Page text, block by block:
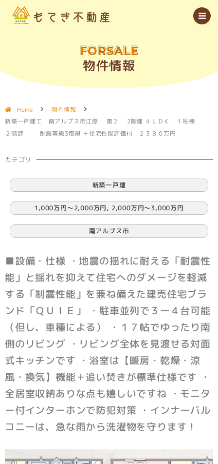
FORSALE
物件情報
Home
物件情報
新築一戸建て 南アルプス市江原 第２ 2階建 ４ＬＤＫ １号棟
２階建 耐震等級3取得 ＋住宅性能評価付 ２３８０万円
カテゴリ
新築一戸建
1,000万円〜2,000万円, 2,000万円〜3,000万円
南アルプス市
■設備・仕様 ・地震の揺れに耐える「耐震性
能」と揺れを抑えて住宅へのダメージを軽減
する「制震性能」を兼ね備えた建売住宅ブラ
ンド「ＱＵＩＥ」 ・駐車並列で３ー４台可能
（但し、車種による） ・１７帖でゆったり南
側のリビング ・リビング全体を見渡せる対面
式キッチンです ・浴室は【暖房・乾燥・涼
風・換気】機能＋追い焚きが標準仕様です ・
全居室収納ありな点も嬉しいですね ・モニタ
ー付インターホンで防犯対策 ・インナーバル
コニーは、急な雨から洗濯物を守ります！